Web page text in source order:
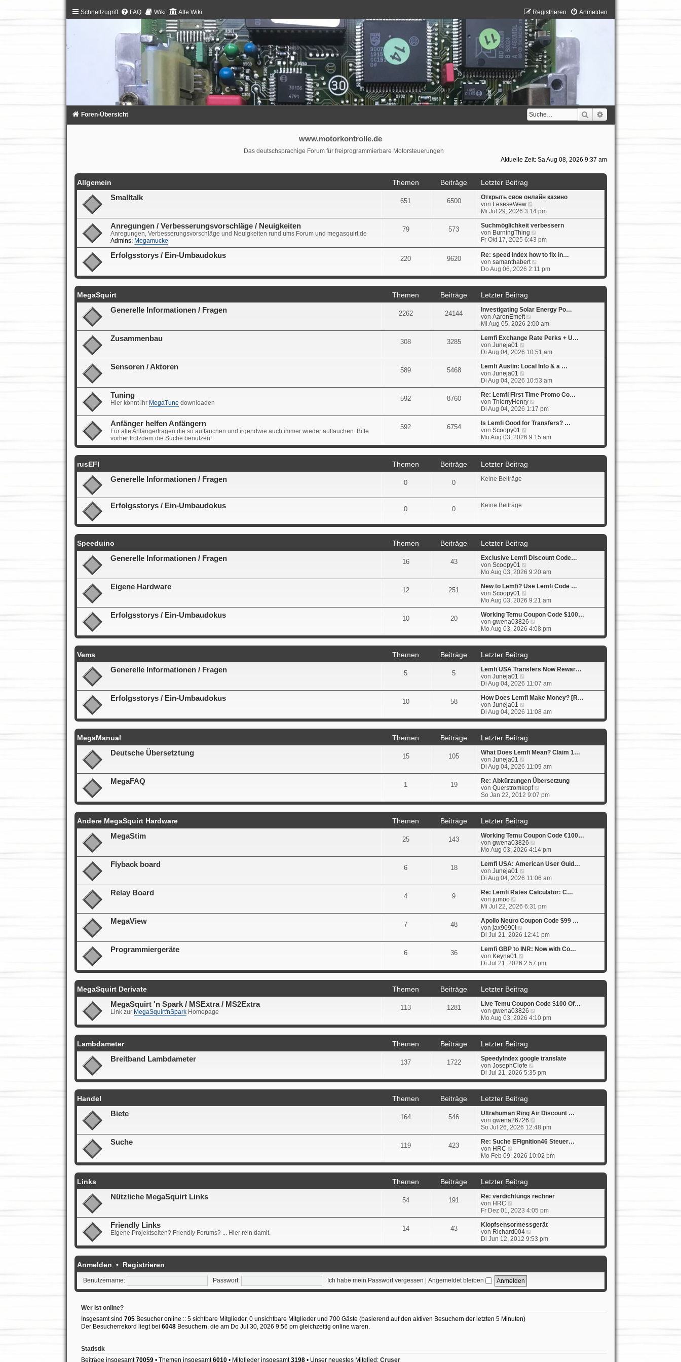
Schnellzugriff FAQ Wiki Alte Wiki Anmelden
Registrieren
Suche
Foren-Übersicht
www.motorkontrolle.de
Das deutschsprachige Forum für freiprogrammierbare Motorsteuerungen
Aktuelle Zeit: Sa Aug 08, 2026 9:37 am
Allgemein Themen Beiträge
Letzter Beitrag
Smalltalk
651 6500
Открыть свое онлайн казино
von LeseseWew
e
u
e
s
t
e
r
B
e
i
g
Mi Jul 29, 2026 3:14 pm
Anregungen / Verbesserungsvorschläge / Neuigkeiten
Anregungen, Verbesserungsvorschläge und Neuigkeiten rund ums Forum und megasquirt.de
Admins: Megamucke
79 573
Suchmöglichkeit verbessern
von BurningThing
e
u
e
t
e
i
t
a
g
Fr Okt 17, 2025 6:43 pm
Erfolgsstorys / Ein-Umbaudokus 220 9620
Re: speed index how to fix in…
von samanthabert
e
u
e
r
e
i
t
a
g
Do Aug 06, 2026 2:11 pm
MegaSquirt Themen Beiträge
Letzter Beitrag
Generelle Informationen / Fragen
2262 24144
Investigating Solar Energy Po…
von AaronEmeft
e
u
e
t
e
r
e
i
t
r
a
g
Mi Aug 05, 2026 2:00 am
Zusammenbau 308 3285
Lemfi Exchange Rate Perks + U…
von Juneja01
e
u
e
t
e
r
B
e
i
t
r
a
g
Di Aug 04, 2026 10:51 am
Sensoren / Aktoren 589 5468
Lemfi Austin: Local Info & a …
von Juneja01
e
u
e
s
t
e
r
B
e
i
a
g
Di Aug 04, 2026 10:53 am
Tuning
Hier könnt ihr MegaTune downloaden
592 8760
Re: Lemfi First Time Promo Co…
von ThierryHenry
e
u
e
t
e
i
g
Di Aug 04, 2026 1:17 pm
Anfänger helfen Anfängern
Für alle Anfängerfragen die so auftauchen und irgendwie auch immer wieder auftauchen. Bitte
vorher trotzdem die Suche benutzen!
592 6754
Is Lemfi Good for Transfers? …
von Scoopy01
e
u
e
i
g
Mo Aug 03, 2026 9:15 am
rusEFI Themen Beiträge
Letzter Beitrag
Generelle Informationen / Fragen
0 0 Keine Beiträge
Erfolgsstorys / Ein-Umbaudokus 0 0 Keine Beiträge
Speeduino Themen Beiträge
Letzter Beitrag
Generelle Informationen / Fragen
16 43
Exclusive Lemfi Discount Code…
von Scoopy01
e
u
e
t
e
r
B
e
i
g
Mo Aug 03, 2026 9:20 am
Eigene Hardware 12 251
New to Lemfi? Use Lemfi Code …
von Scoopy01
e
u
e
s
t
e
i
t
a
g
Mo Aug 03, 2026 9:21 am
Erfolgsstorys / Ein-Umbaudokus 10 20
Working Temu Coupon Code $100…
von gwena03826
e
u
e
r
e
i
t
a
g
Mo Aug 03, 2026 4:08 pm
Vems Themen Beiträge
Letzter Beitrag
Generelle Informationen / Fragen
5 5
Lemfi USA Transfers Now Rewar…
von Juneja01
e
u
e
t
e
e
i
t
a
g
Di Aug 04, 2026 11:07 am
Erfolgsstorys / Ein-Umbaudokus 10 58
How Does Lemfi Make Money? [R…
von Juneja01
e
u
t
e
r
e
i
t
r
a
g
Di Aug 04, 2026 11:08 am
MegaManual Themen Beiträge
Letzter Beitrag
Deutsche Übersetztung
15 105
What Does Lemfi Mean? Claim 1…
von Juneja01
e
u
e
s
e
e
i
t
r
a
g
Di Aug 04, 2026 11:09 am
MegaFAQ 1 19
Re: Abkürzungen Übersetzung
von Querstromkopf
e
u
e
r
e
i
t
a
g
So Jan 22, 2012 9:07 pm
Andere MegaSquirt Hardware Themen Beiträge
Letzter Beitrag
MegaStim
25 143
Working Temu Coupon Code €100…
von gwena03826
e
u
e
t
e
r
e
i
t
a
g
Mo Aug 03, 2026 4:14 pm
Flyback board 6 18
Lemfi USA: American User Guid…
von Juneja01
e
u
e
t
e
r
e
i
t
a
g
Di Aug 04, 2026 11:06 am
Relay Board 4 9
Re: Lemfi Rates Calculator: C…
von jumoo
e
u
e
s
t
e
r
B
e
i
a
g
Mi Jul 22, 2026 6:31 pm
MegaView 7 48
Apollo Neuro Coupon Code $99 …
von jax9090i
e
u
e
t
e
e
i
t
r
a
g
Di Jul 21, 2026 12:41 pm
Programmiergeräte 6 36
Lemfi GBP to INR: Now with Co…
von Keyna01
e
u
t
e
r
B
e
i
t
a
Di Jul 21, 2026 2:57 pm
MegaSquirt Derivate Themen Beiträge
Letzter Beitrag
MegaSquirt 'n Spark / MSExtra / MS2Extra
Link zur MegaSquirt'nSparkHomepage
113 1281
Live Temu Coupon Code $100 Of…
von gwena03826
e
u
e
r
e
i
t
g
Mo Aug 03, 2026 4:10 pm
Lambdameter Themen Beiträge
Letzter Beitrag
Breitband Lambdameter
137 1722
SpeedyIndex google translate
von JosephClofe
e
u
e
r
e
i
t
a
g
Di Jul 21, 2026 5:35 pm
Handel Themen Beiträge
Letzter Beitrag
Biete
164 546
Ultrahuman Ring Air Discount …
von gwena26726
e
u
e
t
e
i
t
a
g
So Jul 26, 2026 12:48 pm
Suche 119 423
Re: Suche EFignition46 Steuer…
von HRC
e
u
t
e
r
e
i
t
r
a
g
Mo Feb 09, 2026 10:02 pm
Links Themen Beiträge
Letzter Beitrag
Nützliche MegaSquirt Links
54 191
Re: verdichtungs rechner
von HRC
e
u
e
s
t
e
i
t
r
Fr Dez 01, 2023 4:05 pm
Friendly Links
Eigene Projektseiten? Friendly Forums? ... Hier rein damit.
14 43
Klopfsensormessgerät
von Richard004
e
u
e
B
Di Jun 12, 2012 9:53 pm
Anmelden • Registrieren
Benutzername: Passwort: Ich habe mein Passwort vergessen | Angemeldet bleiben
Wer ist online?
Insgesamt sind 705Besucher online :: 5 sichtbare Mitglieder, 0 unsichtbare Mitglieder und 700 Gäste (basierend auf den aktiven Besuchern der letzten 5 Minuten)
Der Besucherrekord liegt bei 6048Besuchern, die am Do Jul 30, 2026 9:56 pm gleichzeitig online waren.
Statistik
Beiträge insgesamt70059• Themen insgesamt6010• Mitglieder insgesamt3198• Unser neuestes Mitglied: Cruser